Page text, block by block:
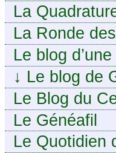
La
La Ronde
Le blog
↓ Le blog de
Le Blog du
Généalogique
Le Généafil
Le Quotidien